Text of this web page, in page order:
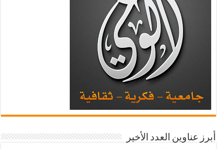
أبرز عناوين العدد الأخير